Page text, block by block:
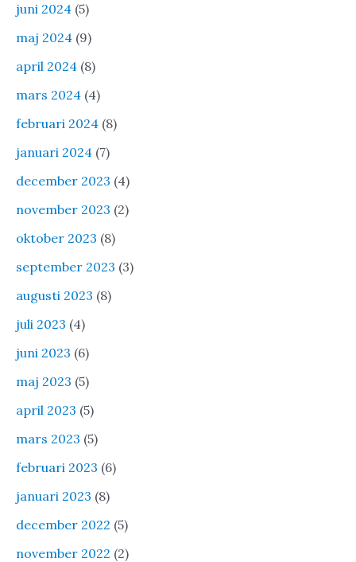
juni 2024 (5)
maj 2024 (9)
april 2024 (8)
mars 2024 (4)
februari 2024 (8)
januari 2024 (7)
december 2023 (4)
november 2023 (2)
oktober 2023 (8)
september 2023 (3)
augusti 2023 (8)
juli 2023 (4)
juni 2023 (6)
maj 2023 (5)
april 2023 (5)
mars 2023 (5)
februari 2023 (6)
januari 2023 (8)
december 2022 (5)
november 2022 (2)